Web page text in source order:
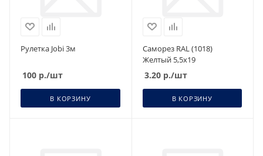
Рулетка Jobi 3м
100 р./шт
В КОРЗИНУ
Саморез RAL (1018)
Желтый 5,5х19
3.20р./шт
В КОРЗИНУ